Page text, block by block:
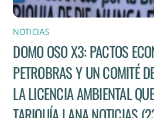
NOTICIAS
DOMO OSO X3: PACTOS
PETROBRAS Y UN COMITÉ
LA LICENCIA AMBIENTAL